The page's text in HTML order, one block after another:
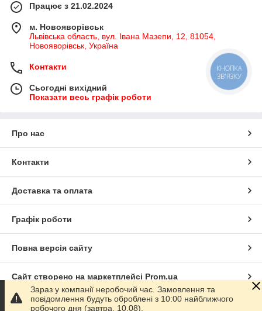
Працює з 21.02.2024
м. Новояворівськ
Львівська область, вул. Івана Мазепи, 12, 81054,
Новояворівськ, Україна
Контакти
Сьогодні вихідний
Показати весь графік роботи
Про нас
Контакти
Доставка та оплата
Графік роботи
Повна версія сайту
Сайт створено на маркетплейсі Prom.ua
Політика конфіденційності
Зараз у компанії неробочий час. Замовлення та
повідомлення будуть оброблені з 10:00 найближчого
робочого дня (завтра, 10.08).
КНОПКА
ЗВ'ЯЗКУ